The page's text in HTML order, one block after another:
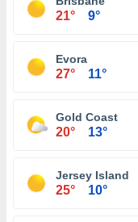
21° 9°
Evora
27° 11°
Gold Coast
20° 13°
Jersey Island
25° 10°